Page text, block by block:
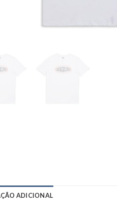
ADICIONAL